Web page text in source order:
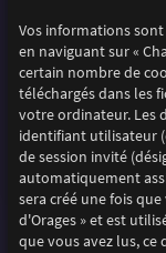
Vos informations
en naviguant sur «
certain nombre de
téléchargés dans les
votre ordinateur. Les
identifiant utilisateur
de session invité
automatiquement
sera créé une fois
d'Orages » et est
que vous avez lus,